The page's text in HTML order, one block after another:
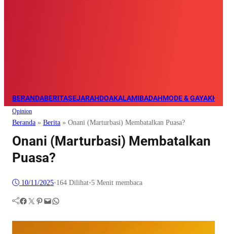
BERANDABERITASEJARAHDOAKALAMIBADAHMODE & GAYA
Opinion
Beranda » Berita » Onani (Marturbasi) Membatalkan Puasa?
Onani (Marturbasi) Membatalkan
Puasa?
10/11/2025•164 Dilihat•5 Menit membaca
Facebook Twitter Pinterest Mail WhatsApp